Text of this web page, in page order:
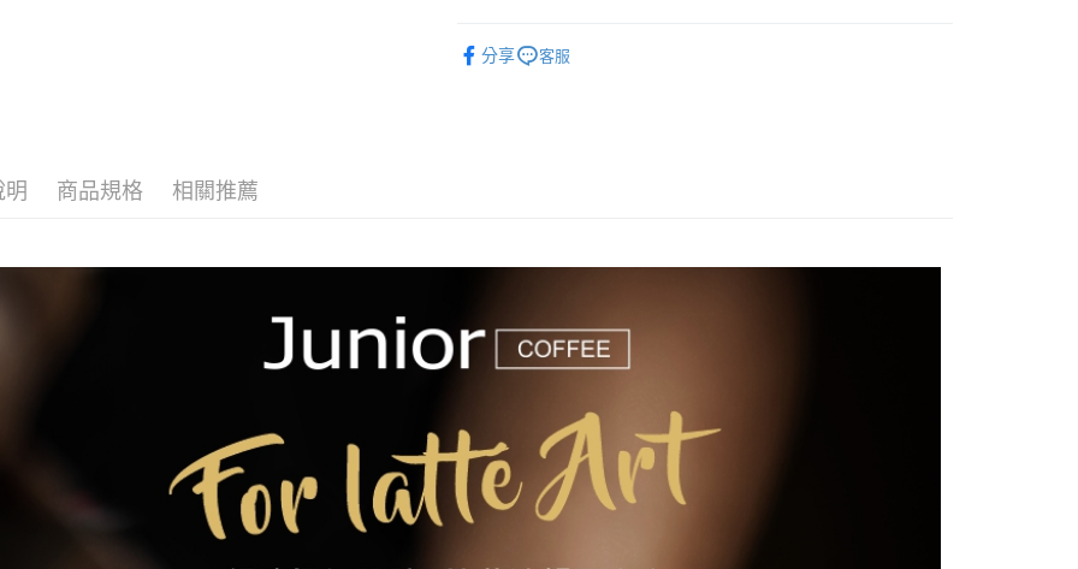
分享
客服
明 商品規格 相關推薦